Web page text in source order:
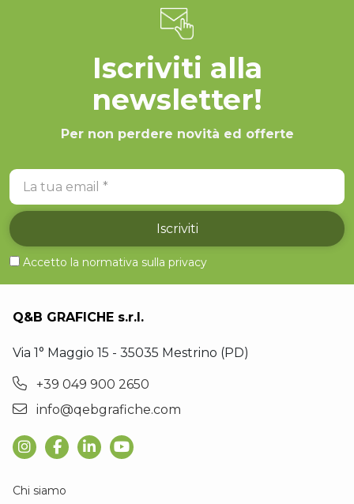
Iscriviti alla
newsletter!
Per non perdere novità ed offerte
La tua email
Iscriviti
Accetto la normativa sulla privacy
Q&B GRAFICHE s.r.l.
Via 1° Maggio 15 - 35035 Mestrino (PD)
+39 049 900 2650
info@qebgrafiche.com
Chi siamo